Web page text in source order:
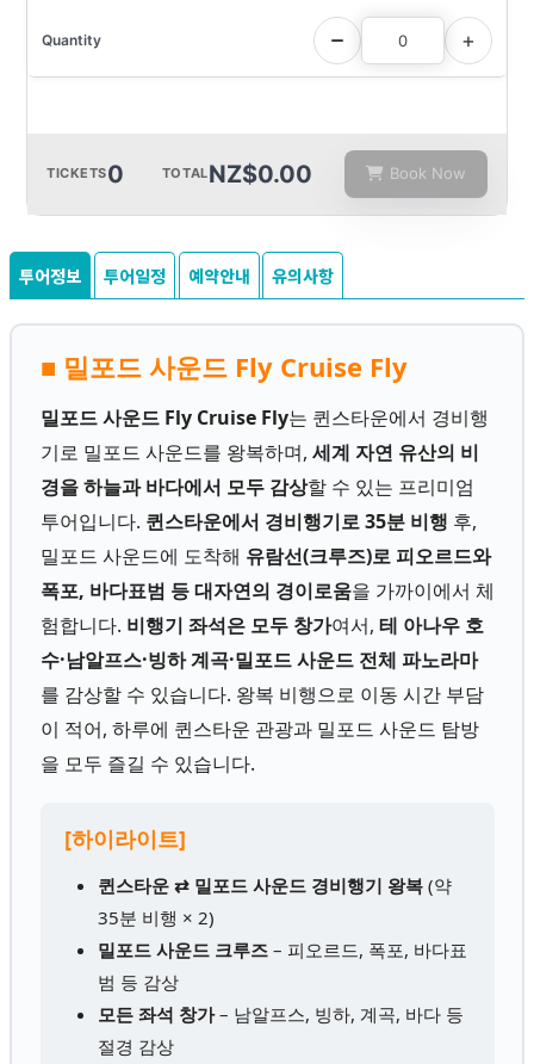
TICKETS0 TOTALNZ$0.00 Book Now
투어정보 투어일정 예약안내 유의사항
■ 밀포드 사운드 Fly Cruise Fly
밀포드 사운드 Fly Cruise Fly는 퀸스타운에서 경비행
기로 밀포드 사운드를 왕복하며, 세계 자연 유산의 비
경을 하늘과 바다에서 모두 감상할 수 있는 프리미엄
투어입니다. 퀸스타운에서 경비행기로 35분 비행 후,
밀포드 사운드에 도착해 유람선(크루즈)로 피오르드와
폭포, 바다표범 등 대자연의 경이로움을 가까이에서 체
험합니다. 비행기 좌석은 모두 창가여서, 테 아나우 호
수·남알프스·빙하 계곡·밀포드 사운드 전체 파노라마
를 감상할 수 있습니다. 왕복 비행으로 이동 시간 부담
이 적어, 하루에 퀸스타운 관광과 밀포드 사운드 탐방
을 모두 즐길 수 있습니다.
[하이라이트]
퀸스타운 ⇄ 밀포드 사운드 경비행기 왕복 (약
35분 비행 × 2)
밀포드 사운드 크루즈 – 피오르드, 폭포, 바다표
범 등 감상
모든 좌석 창가– 남알프스, 빙하, 계곡, 바다 등
절경 감상